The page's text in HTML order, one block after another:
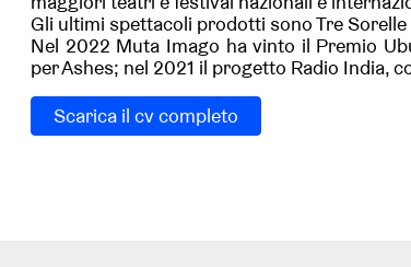
Gli ultimi spettacoli prodotti sono Tre
Nel 2022 Muta Imago ha vinto il Premio
per Ashes; nel 2021 il progetto Radio India,
Scarica il cv completo